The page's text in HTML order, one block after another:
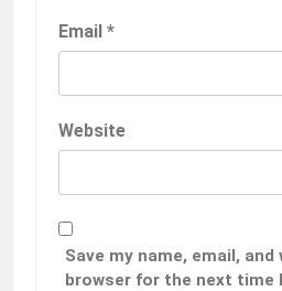
Email *
Website
Save my name, email,
browser for the next time